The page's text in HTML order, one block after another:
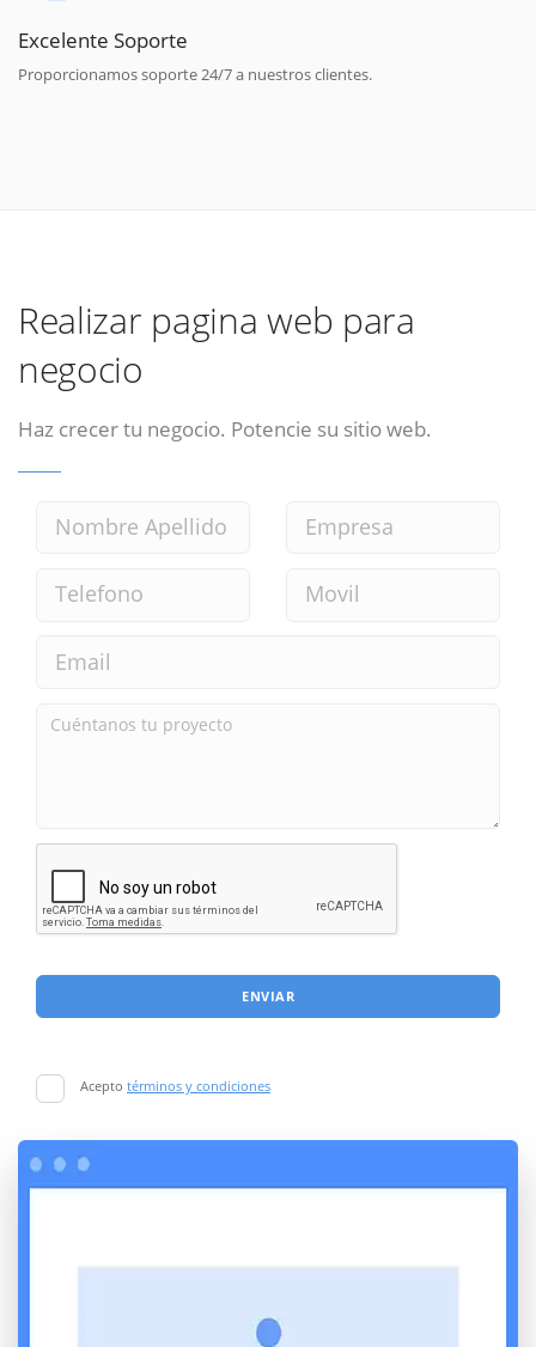
Excelente Soporte
Proporcionamos soporte 24/7 a nuestros clientes.
Realizar pagina web para
negocio
Haz crecer tu negocio. Potencie su sitio web.
ENVIAR
Acepto términos y condiciones